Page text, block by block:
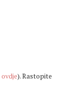
ovdje). Rastopite